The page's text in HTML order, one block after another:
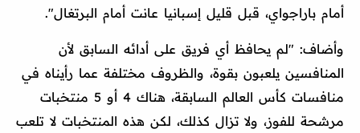
أمام باراجواي، قبل قليل إسبانيا عانت أمام البرتغال".
وأضاف: "لم يحافظ أي فريق على أدائه السابق لأن
المنافسين يلعبون بقوة، والظروف مختلفة عما رأيناه في
منافسات كأس العالم السابقة، هناك 4 أو 5 منتخبات
مرشحة للفوز، ولا تزال كذلك، لكن هذه المنتخبات لا تلعب